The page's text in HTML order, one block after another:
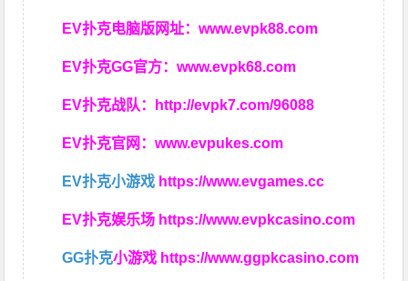
EV扑克电脑版网址：www.evpk88.com
EV扑克GG官方：www.evpk68.com
EV扑克战队： http://evpk7.com/96088
EV扑克官网：www.evpukes.com
EV扑克小游戏 https://www.evgames.cc
EV扑克娱乐场 https://www.evpkcasino.com
GG扑克小游戏 https://www.ggpkcasino.com